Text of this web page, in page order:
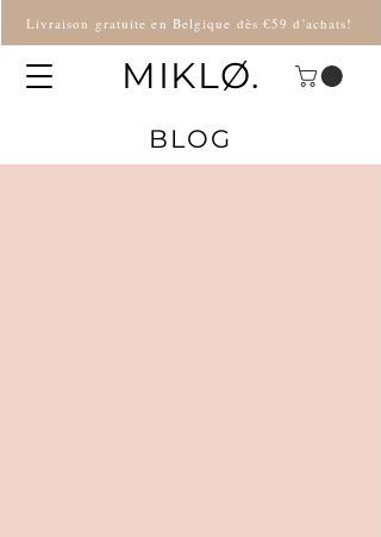
Livraison gratuite en Belgique dès €59 d'achats!
MIKLØ.
BLOG